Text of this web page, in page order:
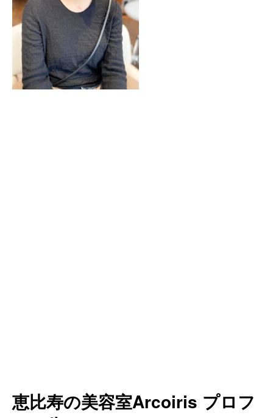
恵比寿の美容室Arcoiris プロフ